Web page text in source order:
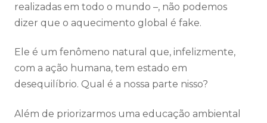
realizadas em todo o mundo –, não podemos
dizer que o aquecimento global é fake.
Ele é um fenômeno natural que, infelizmente,
com a ação humana, tem estado em
desequilíbrio. Qual é a nossa parte nisso?
Além de priorizarmos uma educação ambiental